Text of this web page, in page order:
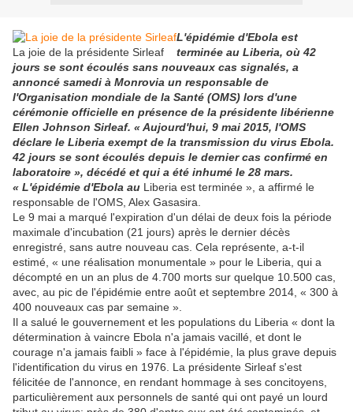
La joie de la présidente Sirleaf
L'épidémie d'Ebola est
terminée au Liberia, où 42
jours se sont écoulés sans nouveaux cas signalés, a
annoncé samedi à Monrovia un responsable de
l'Organisation mondiale de la Santé (OMS) lors d'une
cérémonie officielle en présence de la présidente libérienne
Ellen Johnson Sirleaf. « Aujourd'hui, 9 mai 2015, l'OMS
déclare le Liberia exempt de la transmission du virus Ebola.
42 jours se sont écoulés depuis le dernier cas confirmé en
laboratoire », décédé et qui a été inhumé le 28 mars.
« L'épidémie d'Ebola au Liberia est terminée », a affirmé le
responsable de l'OMS, Alex Gasasira.
Le 9 mai a marqué l'expiration d'un délai de deux fois la période
maximale d'incubation (21 jours) après le dernier décès
enregistré, sans autre nouveau cas. Cela représente, a-t-il
estimé, « une réalisation monumentale » pour le Liberia, qui a
décompté en un an plus de 4.700 morts sur quelque 10.500 cas,
avec, au pic de l'épidémie entre août et septembre 2014, « 300 à
400 nouveaux cas par semaine ».
Il a salué le gouvernement et les populations du Liberia « dont la
détermination à vaincre Ebola n'a jamais vacillé, et dont le
courage n'a jamais faibli » face à l'épidémie, la plus grave depuis
l'identification du virus en 1976. La présidente Sirleaf s'est
félicitée de l'annonce, en rendant hommage à ses concitoyens,
particulièrement aux personnels de santé qui ont payé un lourd